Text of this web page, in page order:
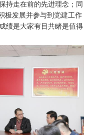
持走在前的先进理念；同
极发展并参与到党建工作
绩是大家有目共睹是值得